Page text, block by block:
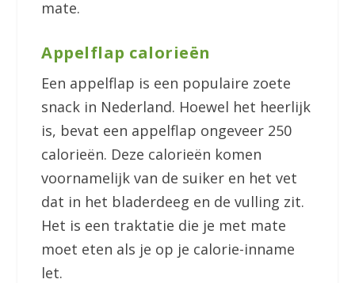
mate.
Appelflap calorieën
Een appelflap is een populaire zoete
snack in Nederland. Hoewel het heerlijk
is, bevat een appelflap ongeveer 250
calorieën. Deze calorieën komen
voornamelijk van de suiker en het vet
dat in het bladerdeeg en de vulling zit.
Het is een traktatie die je met mate
moet eten als je op je calorie-inname
let.